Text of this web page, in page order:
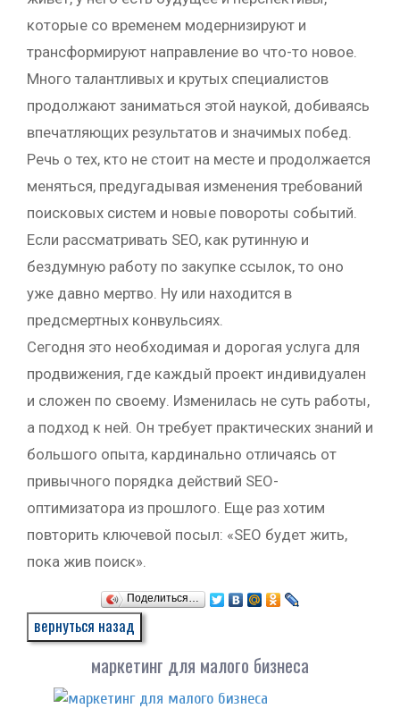
которые со временем модернизируют и
трансформируют направление во что-то новое.
Много талантливых и крутых специалистов
продолжают заниматься этой наукой, добиваясь
впечатляющих результатов и значимых побед.
Речь о тех, кто не стоит на месте и продолжается
меняться, предугадывая изменения требований
поисковых систем и новые повороты событий.
Если рассматривать SEO, как рутинную и
бездумную работу по закупке ссылок, то оно
уже давно мертво. Ну или находится в
предсмертных конвульсиях.
Сегодня это необходимая и дорогая услуга для
продвижения, где каждый проект индивидуален
и сложен по своему. Изменилась не суть работы,
а подход к ней. Он требует практических знаний и
большого опыта, кардинально отличаясь от
привычного порядка действий SEO-
оптимизатора из прошлого. Еще раз хотим
повторить ключевой посыл: «SEO будет жить,
пока жив поиск».
Поделиться…
маркетинг для малого бизнеса